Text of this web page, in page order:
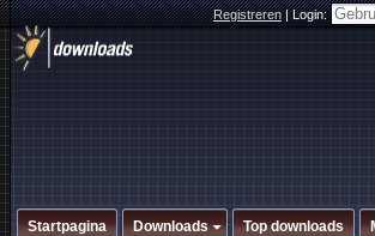
Registreren|Login:
Startpagina Downloads Top downloads